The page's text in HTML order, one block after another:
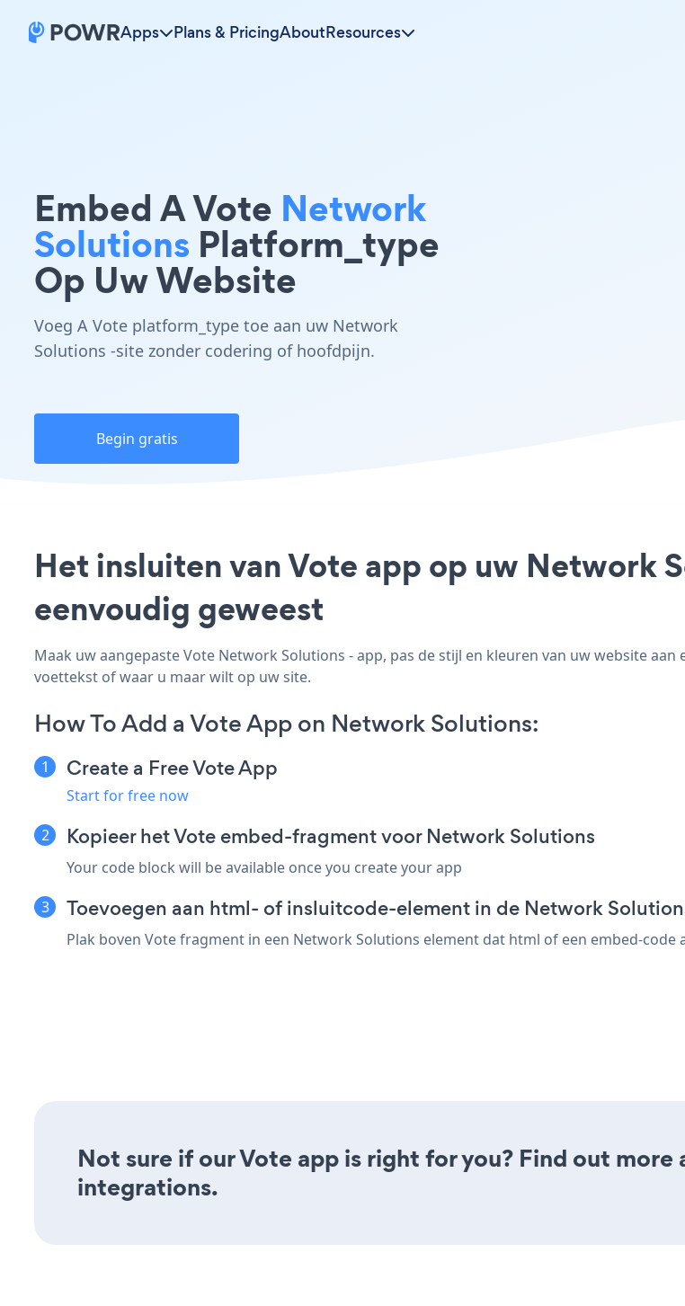
Apps Plans & PricingAboutResources
Embed A Vote Network
Solutions Platform_type
Op Uw Website
Voeg A Vote platform_type toe aan uw Network
Solutions -site zonder codering of hoofdpijn.
Begin gratis
Het insluiten van Vote app op uw Network
eenvoudig geweest
Maak uw aangepaste Vote Network Solutions - app, pas de stijl en kleuren van uw website
voettekst of waar u maar wilt op uw site.
How To Add a Vote App on Network Solutions:
Create a Free Vote App
Start for free now
Kopieer het Vote embed-fragment voor Network Solutions
Your code block will be available once you create your app
Toevoegen aan html- of insluitcode-element in de Network
Plak boven Vote fragment in een Network Solutions element dat html of een embed-
Not sure if our Vote app is right for you? Find out
integrations.